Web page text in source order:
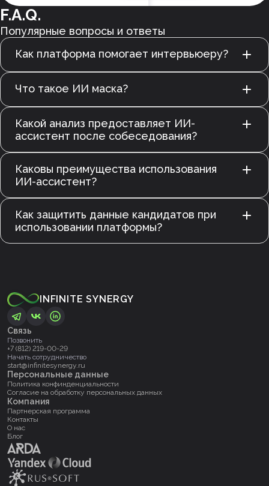
F.A.Q.
Популярные вопросы и ответы
Как платформа помогает интервьюеру?
Что такое ИИ маска?
Какой анализ предоставляет ИИ-
ассистент после собеседования?
Каковы преимущества использования
ИИ-ассистент?
Как защитить данные кандидатов при
использовании платформы?
INFINITE SYNERGY
Связь
Позвонить
+7 (812) 219-00-29
Начать сотрудничество
start@infinitesynergy.ru
Персональные данные
Политика конфинденциальности
Согласие на обработку персональных данных
Компания
Партнерская программа
Контакты
О нас
Блог